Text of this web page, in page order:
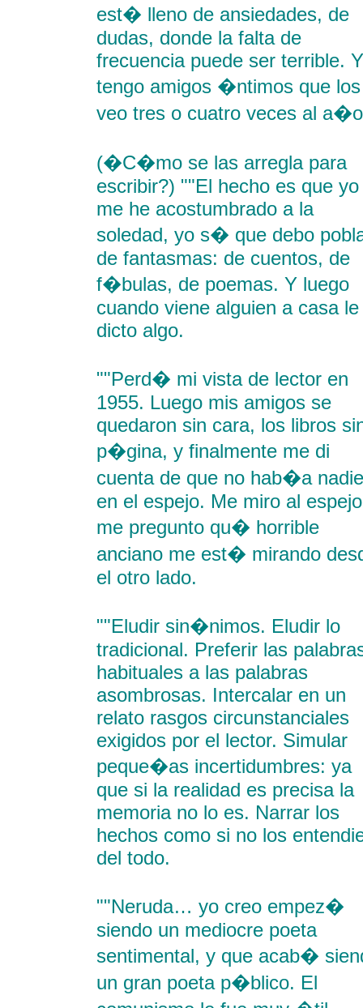
est� lleno de ansiedades, de
dudas, donde la falta de
frecuencia puede ser terrible.
tengo amigos �ntimos que los
veo tres o cuatro veces al
(�C�mo se las arregla para
escribir?) ""El hecho es que yo
me he acostumbrado a la
soledad, yo s� que debo
de fantasmas: de cuentos, de
f�bulas, de poemas. Y luego
cuando viene alguien a casa le
dicto algo.
""Perd� mi vista de lector en
1955. Luego mis amigos se
quedaron sin cara, los libros
p�gina, y finalmente me di
cuenta de que no hab�a nadie
en el espejo. Me miro al
me pregunto qu� horrible
anciano me est� mirando
el otro lado.
""Eludir sin�nimos. Eludir lo
tradicional. Preferir las
habituales a las palabras
asombrosas. Intercalar en un
relato rasgos circunstanciales
exigidos por el lector. Simular
peque�as incertidumbres: ya
que si la realidad es precisa la
memoria no lo es. Narrar los
hechos como si no los
del todo.
""Neruda… yo creo empez�
siendo un mediocre poeta
sentimental, y que acab�
un gran poeta p�blico. El